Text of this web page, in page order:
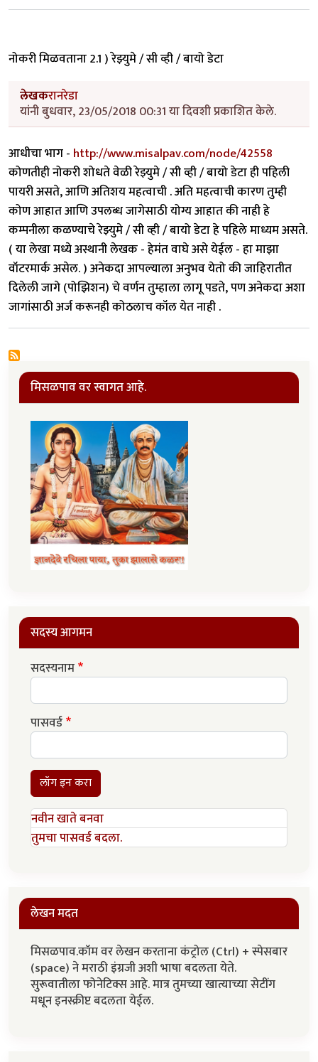
नोकरी मिळवताना 2.1 ) रेझ्युमे / सी व्ही / बायो डेटा
लेखकरानरेडा
यांनी बुधवार, 23/05/2018 00:31 या दिवशी प्रकाशित केले.
आधीचा भाग - http://www.misalpav.com/node/42558
कोणतीही नोकरी शोधते वेळी रेझ्युमे / सी व्ही / बायो डेटा ही पहिली
पायरी असते, आणि अतिशय महत्वाची . अति महत्वाची कारण तुम्ही
कोण आहात आणि उपलब्ध जागेसाठी योग्य आहात की नाही हे
कम्पनीला कळण्याचे रेझ्युमे / सी व्ही / बायो डेटा हे पहिले माध्यम असते.
( या लेखा मध्ये अस्थानी लेखक - हेमंत वाघे असे येईल - हा माझा
वॉटरमार्क असेल. ) अनेकदा आपल्याला अनुभव येतो की जाहिरातीत
दिलेली जागे (पोझिशन) चे वर्णन तुम्हाला लागू पडते, पण अनेकदा अशा
जागांसाठी अर्ज करूनही कोठलाच कॉल येत नाही .
मिसळपाव वर स्वागत आहे.
सदस्य आगमन
सदस्यनाम
पासवर्ड
लॉग इन करा
नवीन खाते बनवा
तुमचा पासवर्ड बदला.
लेखन मदत
मिसळपाव.कॉम वर लेखन करताना कंट्रोल (Ctrl) + स्पेसबार
(space) ने मराठी इंग्रजी अशी भाषा बदलता येते.
सुरूवातीला फोनेटिक्स आहे. मात्र तुमच्या खात्याच्या सेटींग
मधून इनस्क्रीप्ट बदलता येईल.